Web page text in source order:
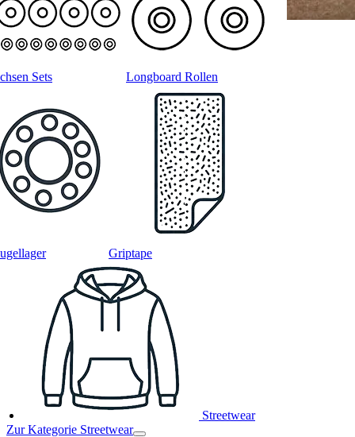
Sets Longboard Rollen
Griptape
Streetwear
Zur Kategorie Streetwear